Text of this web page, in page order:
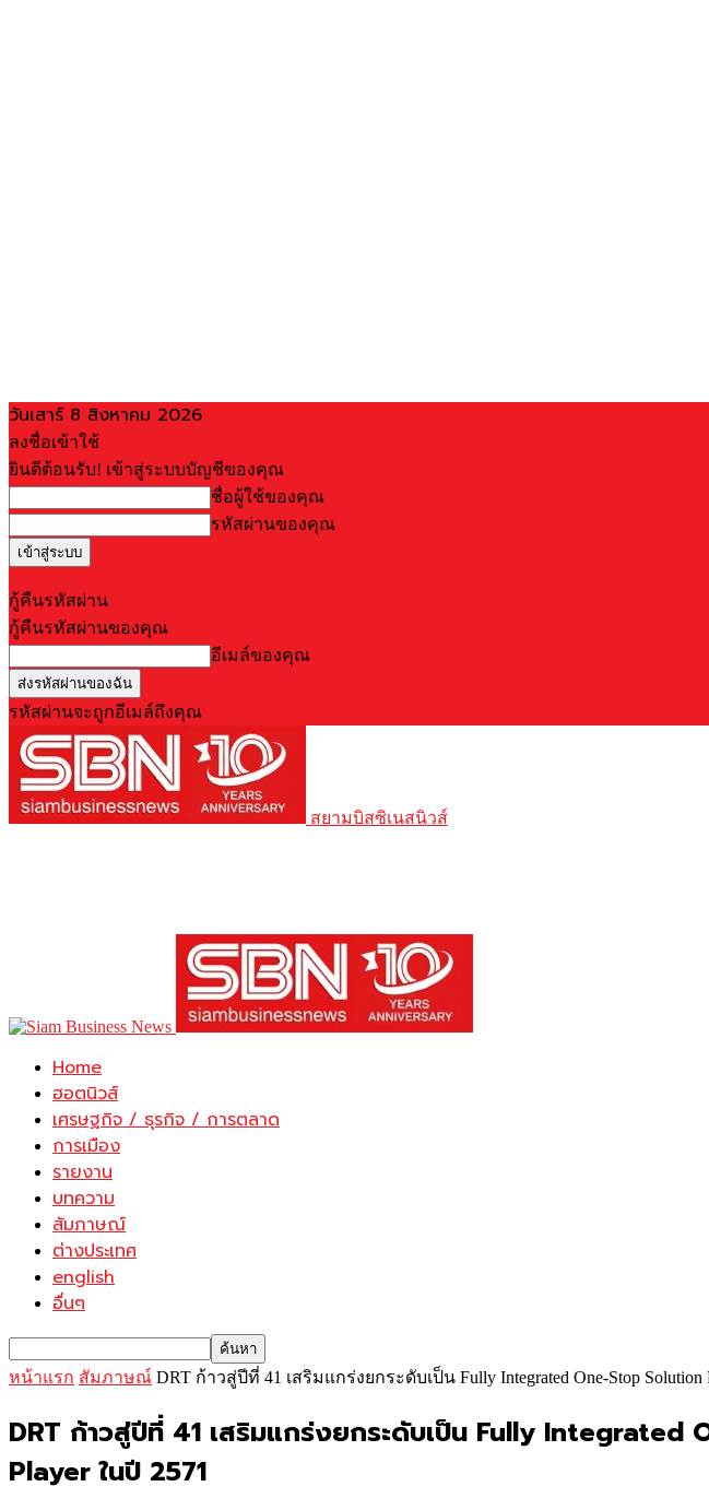
วันเสาร์ 8 สิงหาคม 2026
ลงชื่อเข้าใช้
ยินดีต้อนรับ! เข้าสู่ระบบบัญชีของคุณ
ชื่อผู้ใช้ของคุณ
รหัสผ่านของคุณ
กู้คืนรหัสผ่าน
กู้คืนรหัสผ่านของคุณ
อีเมล์ของคุณ
รหัสผ่านจะถูกอีเมล์ถึงคุณ
สยามบิสซิเนสนิวส์
Home
ฮอตนิวส์
เศรษฐกิจ / ธุรกิจ / การตลาด
การเมือง
รายงาน
บทความ
สัมภาษณ์
ต่างประเทศ
english
อื่นๆ
หน้าแรก สัมภาษณ์ DRT ก้าวสู่ปีที่ 41 เสริมแกร่งยกระดับเป็น Fully Integrated One-Stop Solution
DRT ก้าวสู่ปีที่ 41 เสริมแกร่งยกระดับเป็น Fully
Player ในปี 2571